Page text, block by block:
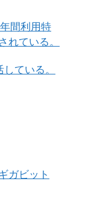
間利用特
れている。
ている。
ガビット